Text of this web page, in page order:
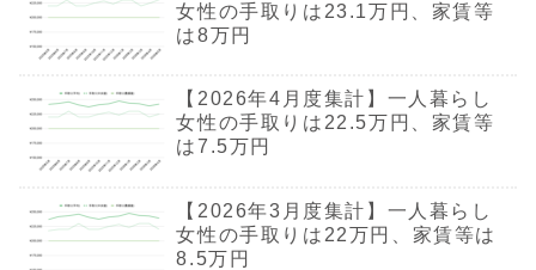
女性の手取りは23.1万円、家賃等
は8万円
【2026年4月度集計】一人暮らし
女性の手取りは22.5万円、家賃等
は7.5万円
【2026年3月度集計】一人暮らし
女性の手取りは22万円、家賃等は
8.5万円